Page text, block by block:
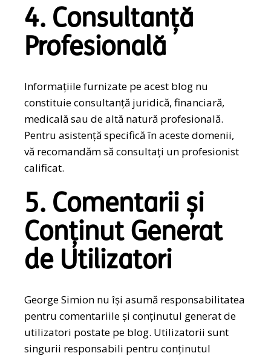
4. Consultanță
Profesională
Informațiile furnizate pe acest blog nu
constituie consultanță juridică, financiară,
medicală sau de altă natură profesională.
Pentru asistență specifică în aceste domenii,
vă recomandăm să consultați un profesionist
calificat.
5. Comentarii și
Conținut Generat
de Utilizatori
George Simion nu își asumă responsabilitatea
pentru comentariile și conținutul generat de
utilizatori postate pe blog. Utilizatorii sunt
singurii responsabili pentru conținutul